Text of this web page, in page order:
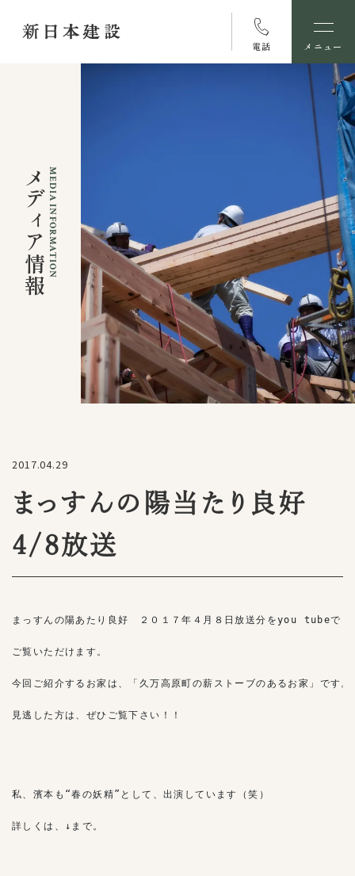
電話 メニュー
メディア情報
2017.04.29
まっすんの陽当たり良好
4/8放送
まっすんの陽あたり良好　２０１７年４月８日放送分をyou tubeで
ご覧いただけます。
今回ご紹介するお家は、「久万高原町の薪ストーブのあるお家」です。
見逃した方は、ぜひご覧下さい！！
私、濱本も“春の妖精”として、出演しています（笑）
詳しくは、↓まで。